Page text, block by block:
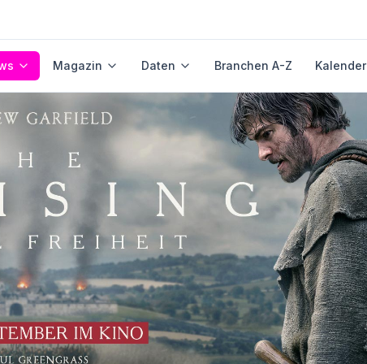
Magazin Daten Branchen A-Z Kalender